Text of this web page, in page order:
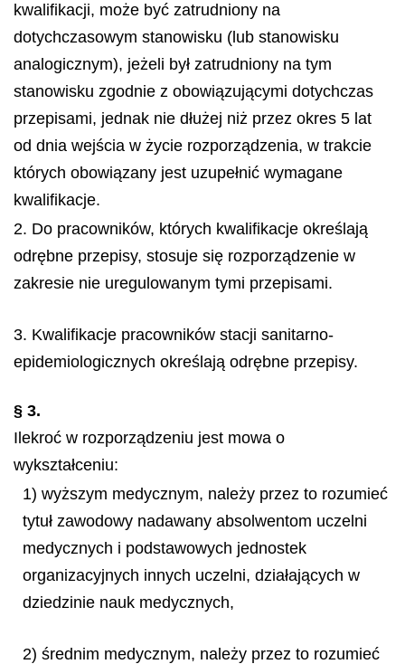
kwalifikacji, może być zatrudniony na
dotychczasowym stanowisku (lub stanowisku
analogicznym), jeżeli był zatrudniony na tym
stanowisku zgodnie z obowiązującymi dotychczas
przepisami, jednak nie dłużej niż przez okres 5 lat
od dnia wejścia w życie rozporządzenia, w trakcie
których obowiązany jest uzupełnić wymagane
kwalifikacje.
2. Do pracowników, których kwalifikacje określają
odrębne przepisy, stosuje się rozporządzenie w
zakresie nie uregulowanym tymi przepisami.
3. Kwalifikacje pracowników stacji sanitarno-
epidemiologicznych określają odrębne przepisy.
§ 3.
Ilekroć w rozporządzeniu jest mowa o
wykształceniu:
1) wyższym medycznym, należy przez to rozumieć
tytuł zawodowy nadawany absolwentom uczelni
medycznych i podstawowych jednostek
organizacyjnych innych uczelni, działających w
dziedzinie nauk medycznych,
2) średnim medycznym, należy przez to rozumieć